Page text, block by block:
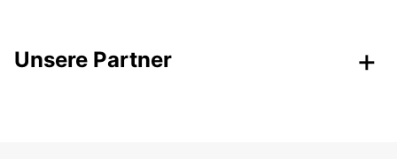
Unsere Partner